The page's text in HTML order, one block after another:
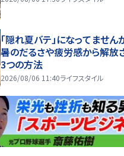
「隠れ夏バテ」になってません
暑のだるさや疲労感から解放
3つの方法
2026/08/06 11:40ライフスタイル